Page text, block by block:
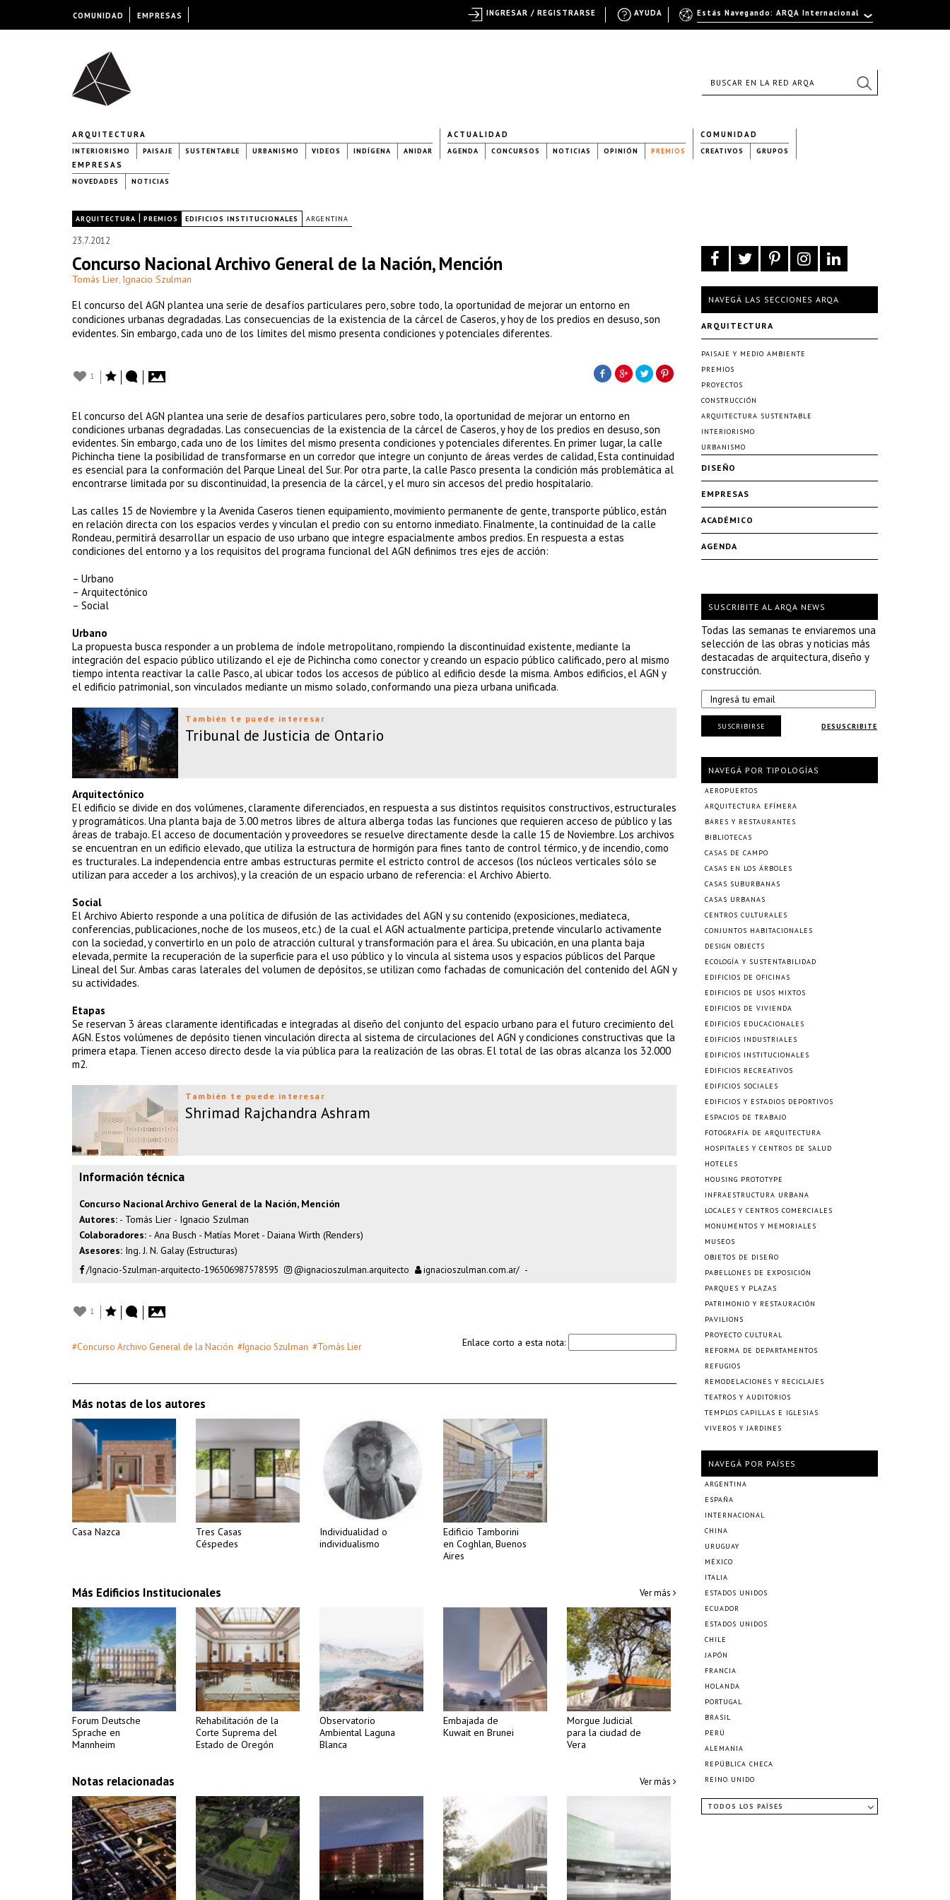
ARQUITECTURA
INTERIORISMO PAISAJE SUSTENTABLE URBANISMO VIDEOS INDÍGENA ANIDAR
ACTUALIDAD
AGENDA CONCURSOS NOTICIAS OPINIÓN PREMIOS
COMUNIDAD
CREATIVOS GRUPOS
EMPRESAS
NOVEDADES NOTICIAS
ARQUITECTURA | PREMIOS EDIFICIOS INSTITUCIONALES ARGENTINA
23.7.2012
Concurso Nacional Archivo General de la Nación, Mención
Tomás Lier, Ignacio Szulman
El concurso del AGN plantea una serie de desafíos particulares pero, sobre todo, la oportunidad de mejorar un entorno en
condiciones urbanas degradadas. Las consecuencias de la existencia de la cárcel de Caseros, y hoy de los predios en desuso, son
evidentes. Sin embargo, cada uno de los límites del mismo presenta condiciones y potenciales diferentes.
1
El concurso del AGN plantea una serie de desafíos particulares pero, sobre todo, la oportunidad de mejorar un entorno en
condiciones urbanas degradadas. Las consecuencias de la existencia de la cárcel de Caseros, y hoy de los predios en desuso, son
evidentes. Sin embargo, cada uno de los límites del mismo presenta condiciones y potenciales diferentes. En primer lugar, la calle
Pichincha tiene la posibilidad de transformarse en un corredor que integre un conjunto de áreas verdes de calidad, Esta continuidad
es esencial para la conformación del Parque Lineal del Sur. Por otra parte, la calle Pasco presenta la condición más problemática al
encontrarse limitada por su discontinuidad, la presencia de la cárcel, y el muro sin accesos del predio hospitalario.
Las calles 15 de Noviembre y la Avenida Caseros tienen equipamiento, movimiento permanente de gente, transporte público, están
en relación directa con los espacios verdes y vinculan el predio con su entorno inmediato. Finalmente, la continuidad de la calle
Rondeau, permitirá desarrollar un espacio de uso urbano que integre espacialmente ambos predios. En respuesta a estas
condiciones del entorno y a los requisitos del programa funcional del AGN definimos tres ejes de acción:
– Urbano
– Arquitectónico
– Social
Urbano
La propuesta busca responder a un problema de índole metropolitano, rompiendo la discontinuidad existente, mediante la
integración del espacio público utilizando el eje de Pichincha como conector y creando un espacio público calificado, pero al mismo
tiempo intenta reactivar la calle Pasco, al ubicar todos los accesos de público al edificio desde la misma. Ambos edificios, el AGN y
el edificio patrimonial, son vinculados mediante un mismo solado, conformando una pieza urbana unificada.
También te puede interesar
Tribunal de Justicia de Ontario
Arquitectónico
El edificio se divide en dos volúmenes, claramente diferenciados, en respuesta a sus distintos requisitos constructivos, estructurales
y programáticos. Una planta baja de 3.00 metros libres de altura alberga todas las funciones que requieren acceso de público y las
áreas de trabajo. El acceso de documentación y proveedores se resuelve directamente desde la calle 15 de Noviembre. Los archivos
se encuentran en un edificio elevado, que utiliza la estructura de hormigón para fines tanto de control térmico, y de incendio, como
es tructurales. La independencia entre ambas estructuras permite el estricto control de accesos (los núcleos verticales sólo se
utilizan para acceder a los archivos), y la creación de un espacio urbano de referencia: el Archivo Abierto.
Social
El Archivo Abierto responde a una política de difusión de las actividades del AGN y su contenido (exposiciones, mediateca,
conferencias, publicaciones, noche de los museos, etc.) de la cual el AGN actualmente participa, pretende vincularlo activamente
con la sociedad, y convertirlo en un polo de atracción cultural y transformación para el área. Su ubicación, en una planta baja
elevada, permite la recuperación de la superficie para el uso público y lo vincula al sistema usos y espacios públicos del Parque
Lineal del Sur. Ambas caras laterales del volumen de depósitos, se utilizan como fachadas de comunicación del contenido del AGN y
su actividades.
Etapas
Se reservan 3 áreas claramente identificadas e integradas al diseño del conjunto del espacio urbano para el futuro crecimiento del
AGN. Estos volúmenes de depósito tienen vinculación directa al sistema de circulaciones del AGN y condiciones constructivas que la
primera etapa. Tienen acceso directo desde la vía pública para la realización de las obras. El total de las obras alcanza los 32.000
m2.
También te puede interesar
Shrimad Rajchandra Ashram
Información técnica
Concurso Nacional Archivo General de la Nación, Mención
Autores: - Tomás Lier - Ignacio Szulman
Colaboradores: - Ana Busch - Matías Moret - Daiana Wirth (Renders)
Asesores: Ing. J. N. Galay (Estructuras)
/Ignacio-Szulman-arquitecto-196506987578595 @ignacioszulman.arquitecto ignacioszulman.com.ar/ -
1
#Concurso Archivo General de la Nación #Ignacio Szulman #Tomás Lier Enlace corto a esta nota:
Más notas de los autores
Casa Nazca
Tres Casas
Céspedes
Individualidad o
individualismo
Edificio Tamborini
en Coghlan, Buenos
Aires
Más Edificios Institucionales Ver más
Forum Deutsche
Sprache en
Mannheim
Rehabilitación de la
Corte Suprema del
Estado de Oregón
Observatorio
Ambiental Laguna
Blanca
Embajada de
Kuwait en Brunei
Morgue Judicial
para la ciudad de
Vera
Notas relacionadas Ver más
NAVEGÁ LAS SECCIONES ARQA
ARQUITECTURA
PAISAJE Y MEDIO AMBIENTE
PREMIOS
PROYECTOS
CONSTRUCCIÓN
ARQUITECTURA SUSTENTABLE
INTERIORISMO
URBANISMO
DISEÑO
EMPRESAS
ACADÉMICO
AGENDA
SUSCRIBITE AL ARQA NEWS
Todas las semanas te enviaremos una
selección de las obras y noticias más
destacadas de arquitectura, diseño y
construcción.
DESUSCRIBITE
SUSCRIBIRSE
NAVEGÁ POR TIPOLOGÍAS
AEROPUERTOS
ARQUITECTURA EFÍMERA
BARES Y RESTAURANTES
BIBLIOTECAS
CASAS DE CAMPO
CASAS EN LOS ÁRBOLES
CASAS SUBURBANAS
CASAS URBANAS
CENTROS CULTURALES
CONJUNTOS HABITACIONALES
DESIGN OBJECTS
ECOLOGÍA Y SUSTENTABILIDAD
EDIFICIOS DE OFICINAS
EDIFICIOS DE USOS MIXTOS
EDIFICIOS DE VIVIENDA
EDIFICIOS EDUCACIONALES
EDIFICIOS INDUSTRIALES
EDIFICIOS INSTITUCIONALES
EDIFICIOS RECREATIVOS
EDIFICIOS SOCIALES
EDIFICIOS Y ESTADIOS DEPORTIVOS
ESPACIOS DE TRABAJO
FOTOGRAFÍA DE ARQUITECTURA
HOSPITALES Y CENTROS DE SALUD
HOTELES
HOUSING PROTOTYPE
INFRAESTRUCTURA URBANA
LOCALES Y CENTROS COMERCIALES
MONUMENTOS Y MEMORIALES
MUSEOS
OBJETOS DE DISEÑO
PABELLONES DE EXPOSICIÓN
PARQUES Y PLAZAS
PATRIMONIO Y RESTAURACIÓN
PAVILIONS
PROYECTO CULTURAL
REFORMA DE DEPARTAMENTOS
REFUGIOS
REMODELACIONES Y RECICLAJES
TEATROS Y AUDITORIOS
TEMPLOS CAPILLAS E IGLESIAS
VIVEROS Y JARDINES
NAVEGÁ POR PAÍSES
ARGENTINA
ESPAÑA
INTERNACIONAL
CHINA
URUGUAY
MÉXICO
ITALIA
ESTADOS UNIDOS
ECUADOR
ESTADOS UNIDOS
CHILE
JAPÓN
FRANCIA
HOLANDA
PORTUGAL
BRASIL
PERÚ
ALEMANIA
REPÚBLICA CHECA
REINO UNIDO
TODOS LOS PAÍSES
COMUNIDAD EMPRESAS Estás Navegando: ARQA Internacional
AYUDA
INGRESAR / REGISTRARSE